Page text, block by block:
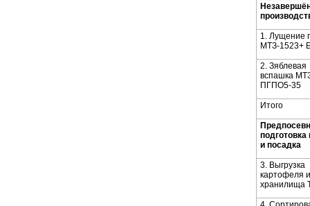
1. Лущение
МТЗ-1523+
2. Зяблевая
вспашка
ПГПО5-35
Итого
и посадка
3. Выгрузка
картофеля
хранилища